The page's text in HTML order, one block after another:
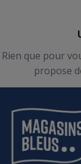
Rien que pour
propose